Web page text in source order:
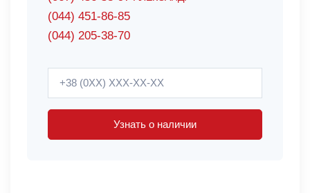
(044) 451-86-85
(044) 205-38-70
Узнать о наличии